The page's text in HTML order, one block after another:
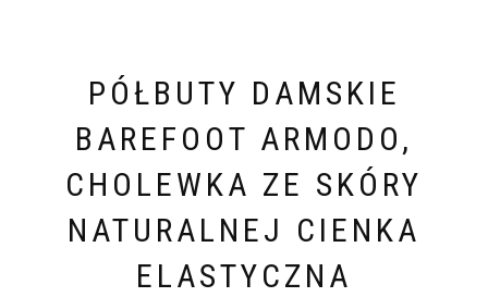
PÓŁBUTY DAMSKIE
BAREFOOT ARMODO,
CHOLEWKA ZE SKÓRY
NATURALNEJ CIENKA
ELASTYCZNA